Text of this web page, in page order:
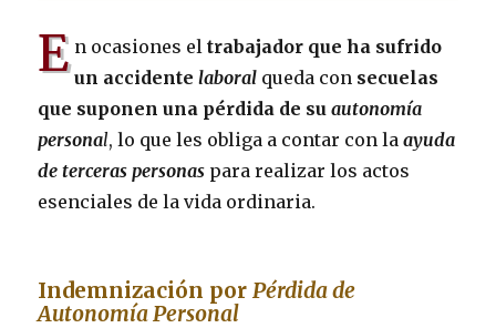
E n ocasiones el trabajador que ha sufrido
un accidente laboralqueda con secuelas
que suponen una pérdida de suautonomía
personal, lo que les obliga a contar con laayuda
de terceras personas para realizar los actos
esenciales de la vida ordinaria.
Indemnización porPérdida de
Autonomía Personal